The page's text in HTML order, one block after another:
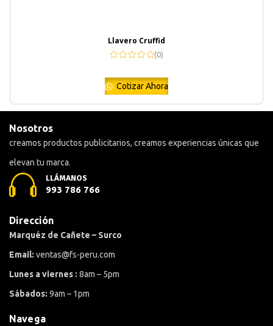
Llavero Cruffid
(0)
Cotizar Ahora
Nosotros
creamos productos publicitarios, creamos experiencias únicas que
elevan tu marca.
LLÁMANOS
993 786 766
Dirección
Marquéz de Cañete – Surco
Email: ventas@fs-peru.com
Lunes a viernes : 8am – 5pm
Sábados: 9am – 1pm
Navega